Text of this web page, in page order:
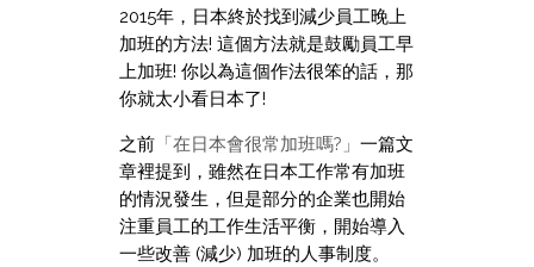
2015年，日本終於找到減少員工晚上
加班的方法! 這個方法就是鼓勵員工早
上加班! 你以為這個作法很笨的話，那
你就太小看日本了!
之前 「在日本會很常加班嗎?」 一篇文
章裡提到，雖然在日本工作常有加班
的情況發生，但是部分的企業也開始
注重員工的工作生活平衡，開始導入
一些改善 (減少) 加班的人事制度。